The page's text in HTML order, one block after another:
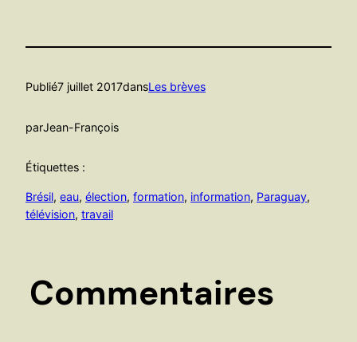
Publié7 juillet 2017dansLes brèves
parJean-François
Étiquettes :
Brésil, eau, élection, formation, information, Paraguay
télévision, travail
Commentaires